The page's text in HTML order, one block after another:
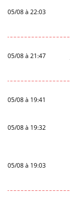
05/08 à 22:03
05/08 à 21:47
05/08 à 19:41
05/08 à 19:32
05/08 à 19:03